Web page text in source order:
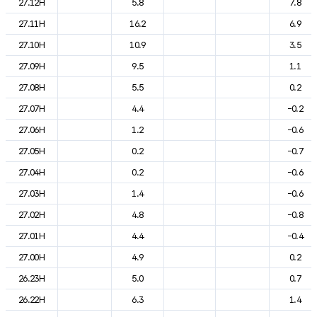
27.12H 5.8
7.8
27.11H
16.2
6.9
27.10H
10.9
3.5
27.09H
9.5
1.1
27.08H
5.5
0.2
27.07H
4.4
-0.2
27.06H
1.2
-0.6
27.05H
0.2
-0.7
27.04H
0.2
-0.6
27.03H
1.4
-0.6
27.02H
4.8
-0.8
27.01H
4.4
-0.4
27.00H
4.9
0.2
26.23H
5.0
0.7
26.22H
6.3
1.4